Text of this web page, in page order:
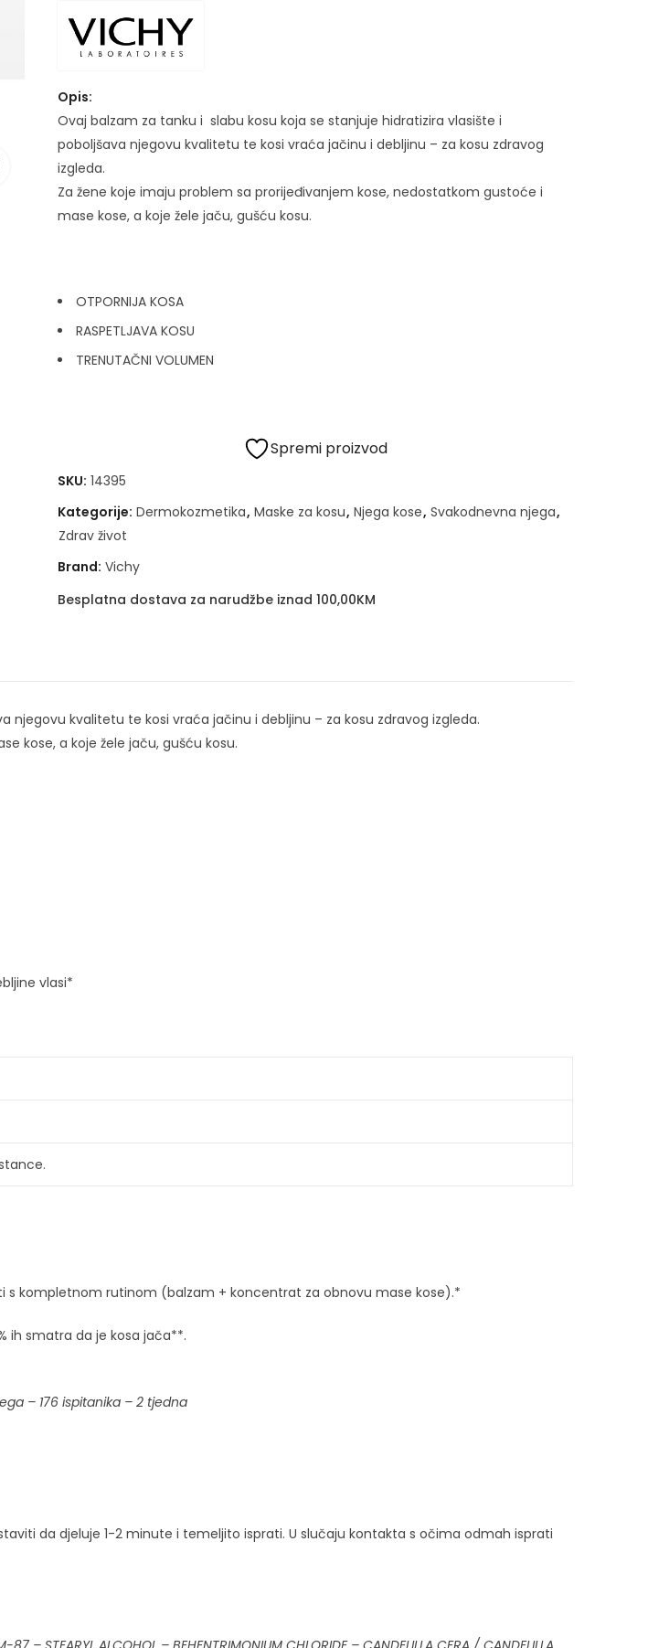
Opis:
Ovaj balzam za tanku i slabu kosu koja se stanjuje hidratizira vlasište i
poboljšava njegovu kvalitetu te kosi vraća jačinu i debljinu – za kosu zdravog
izgleda.
Za žene koje imaju problem sa prorijeđivanjem kose, nedostatkom gustoće i
mase kose, a koje žele jaču, gušću kosu.
OTPORNIJA KOSA
RASPETLJAVA KOSU
TRENUTAČNI VOLUMEN
Spremi proizvod
SKU: 14395
Kategorije: Dermokozmetika, Maske za kosu, Njega kose, Svakodnevna njega,
Zdrav život
Brand: Vichy
Besplatna dostava za narudžbe iznad 100,00KM
kvalitetu te kosi vraća jačinu i debljinu – za kosu zdravog izgleda.
kose, a koje žele jaču, gušću kosu.
vlasi*
s kompletnom rutinom (balzam + koncentrat za obnovu mase kose).*
ih smatra da je kosa jača**.
– 176 ispitanika – 2 tjedna
da djeluje 1-2 minute i temeljito isprati. U slučaju kontakta s očima odmah isprati